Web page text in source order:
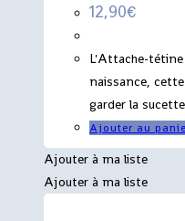
12,90€
L'Attache-
naissance,
garder la
Ajouter au
Ajouter à ma liste
Ajouter à ma liste